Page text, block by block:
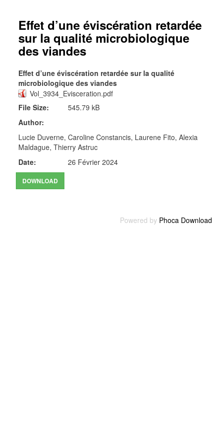
Effet d’une éviscération retardée
sur la qualité microbiologique
des viandes
Effet d’une éviscération retardée sur la qualité
microbiologique des viandes
Vol_3934_Evisceration.pdf
File Size:
545.79 kB
Author:
Lucie Duverne, Caroline Constancis, Laurene Fito, Alexia
Maldague, Thierry Astruc
Date:
26 Février 2024
Powered by Phoca Download